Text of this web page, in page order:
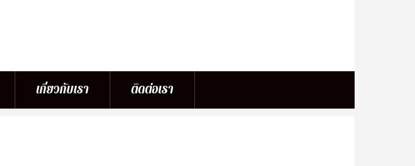
เกี่ยวกับเรา ติดต่อเรา